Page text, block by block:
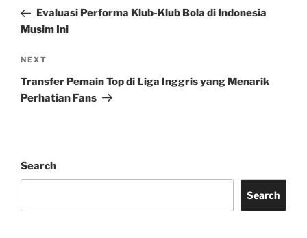
PostEvaluasi Performa Klub-Klub Bola di Indonesia
Musim Ini
Next
Post
NEXT
Transfer Pemain Top di Liga Inggris yang Menarik
Perhatian Fans
Search
Search